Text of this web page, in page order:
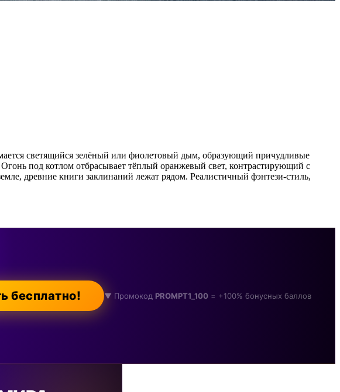
светящийся зелёный или фиолетовый дым, образующий причудливые
под котлом отбрасывает тёплый оранжевый свет, контрастирующий с
древние книги заклинаний лежат рядом. Реалистичный фэнтези-стиль,
бесплатно! ▼ Промокод PROMPT1_100 = +100% бонусных баллов